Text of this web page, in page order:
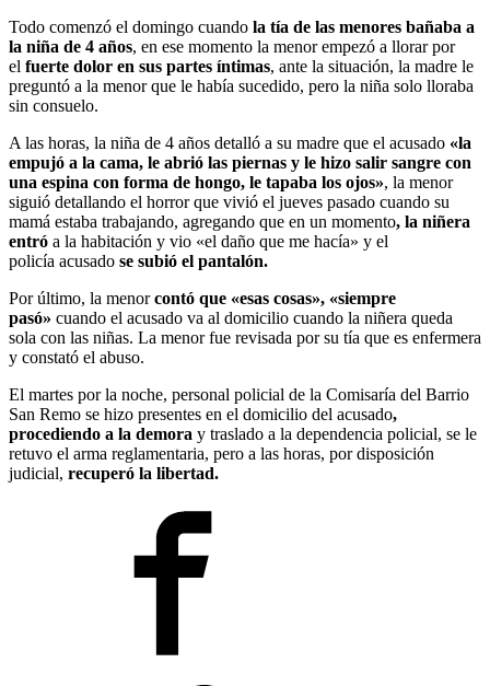
Todo comenzó el domingo cuando la tía de las menores bañaba a
la niña de 4 años, en ese momento la menor empezó a llorar por
el fuerte dolor en sus partes íntimas, ante la situación, la madre le
preguntó a la menor que le había sucedido, pero la niña solo lloraba
sin consuelo.
A las horas, la niña de 4 años detalló a su madre que el acusado «la
empujó a la cama, le abrió las piernas y le hizo salir sangre con
una espina con forma de hongo, le tapaba los ojos», la menor
siguió detallando el horror que vivió el jueves pasado cuando su
mamá estaba trabajando, agregando que en un momento, la niñera
entró a la habitación y vio «el daño que me hacía» y el
policía acusado se subió el pantalón.
Por último, la menorcontó que «esas cosas», «siempre
pasó» cuando el acusado va al domicilio cuando la niñera queda
sola con las niñas. La menor fue revisada por su tía que es enfermera
y constató el abuso.
El martes por la noche, personal policial de la Comisaría del Barrio
San Remo se hizo presentes en el domicilio del acusado,
procediendo a la demora y traslado a la dependencia policial, se le
retuvo el arma reglamentaria, pero a las horas, por disposición
judicial, recuperó la libertad.